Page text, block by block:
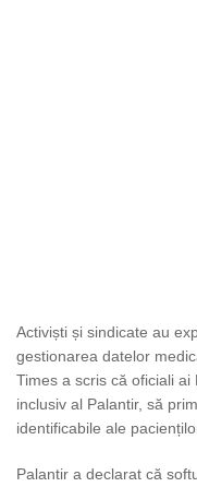
Activiști și sindicate au
gestionarea datelor
Times a scris că oficiali ai
inclusiv al Palantir, să
identificabile ale
Palantir a declarat că